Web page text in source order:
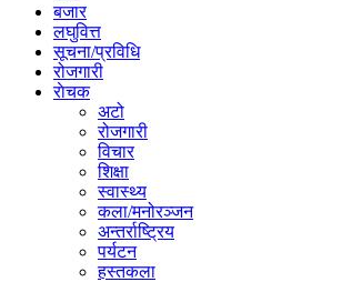
बजार
लघुवित्त
सूचना/प्रविधि
रोजगारी
राेचक
अटो
रोजगारी
विचार
शिक्षा
स्वास्थ्य
कला/मनोरञ्जन
अन्तर्राष्ट्रिय
पर्यटन
हस्तकला